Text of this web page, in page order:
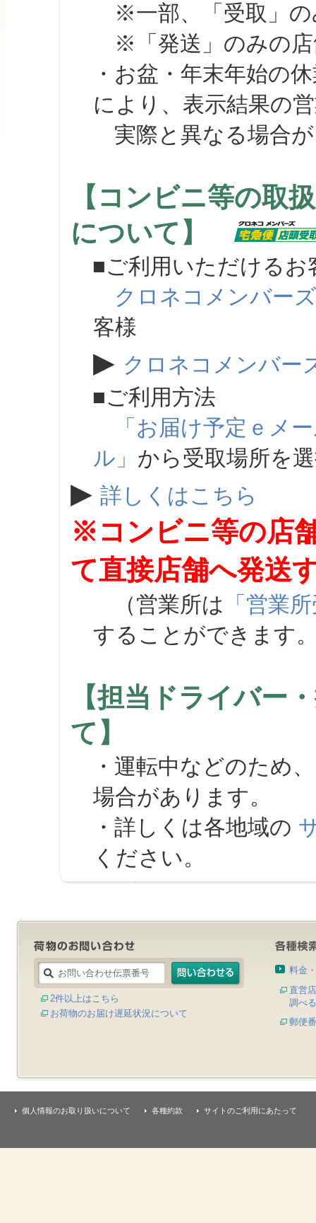
※一部、「受取」の
※「発送」のみの店
・お盆・年末年始の
により、表示結果の
実際と異なる場合が
【コンビニ等の取
について】
■ご利用いただけるお
クロネコメンバーズ
客様
▶ クロネコメンバー
■ご利用方法
「お届け予定ｅメ
ル」 から受取場所を
▶ 詳しくはこちら
※コンビニ等の店
て直接店舗へ発送
（営業所は 「営業
することができます
【担当ドライバー
て】
・運転中などのため
場合があります。
・詳しくは各地域の
ください。
2件以上はこちら
お荷物のお届け遅延状況について
料金
直営
調べる
郵便
個人情報のお取り扱いについて 各種約款 サイトのご利用にあたって